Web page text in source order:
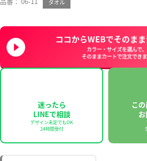
タオル
ココからWEBでそのま
カラー・サイズを選んで、
そのままカートで注文でき
迷ったら
LINEで相談
デザイン未定でもOK
24時間受付
こ